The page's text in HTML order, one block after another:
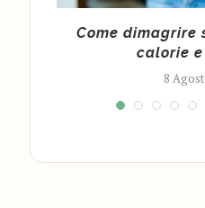
Come dimagrire
calorie
8